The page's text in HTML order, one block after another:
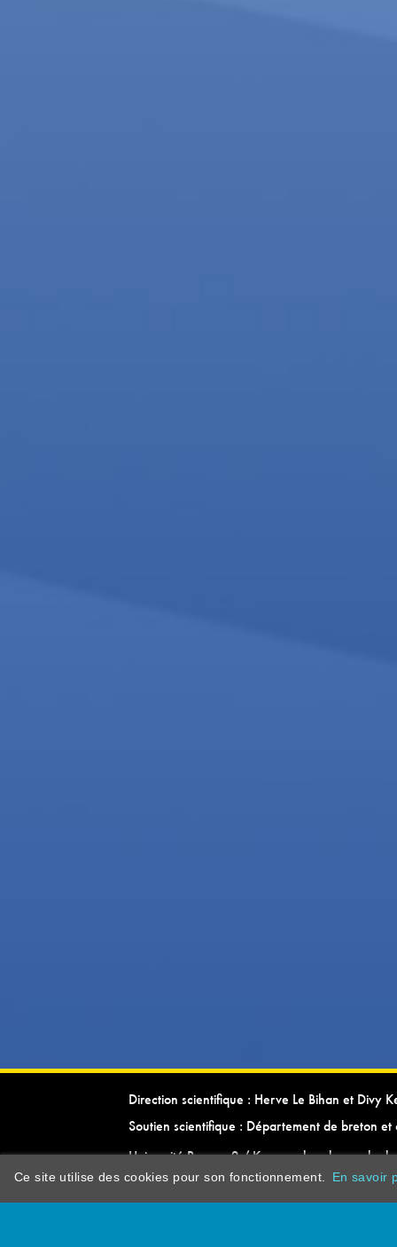
Direction scientifique : Herve Le Bihan et Divy
Soutien scientifique : Département de breton et
Université Rennes 2 / Kevrenn brezhoneg ha
Ce site utilise des cookies pour son fonctionnement. En savoir